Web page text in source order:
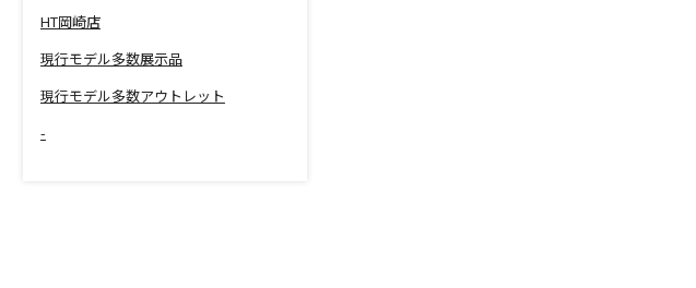
HT岡崎店
現行モデル多数展示品
現行モデル多数アウトレット
-